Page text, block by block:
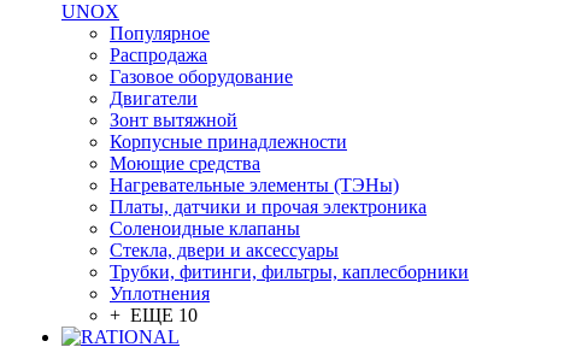
UNOX
Популярное
Распродажа
Газовое оборудование
Двигатели
Зонт вытяжной
Корпусные принадлежности
Моющие средства
Нагревательные элементы (ТЭНы)
Платы, датчики и прочая электроника
Соленоидные клапаны
Стекла, двери и аксессуары
Трубки, фитинги, фильтры, каплесборники
Уплотнения
+ ЕЩЕ 10